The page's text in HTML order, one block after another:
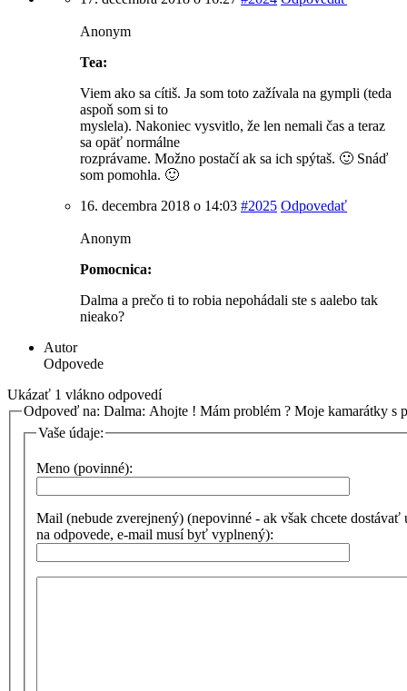
Anonym
Tea:
Viem ako sa cítiš. Ja som toto zažívala na gympli (teda
aspoň som si to
myslela). Nakoniec vysvitlo, že len nemali čas a teraz
sa opäť normálne
rozprávame. Možno postačí ak sa ich spýtaš. 🙂 Snáď
som pomohla. 🙂
16. decembra 2018 o 14:03 #2025 Odpovedať
Anonym
Pomocnica:
Dalma a prečo ti to robia nepohádali ste s aalebo tak
nieako?
Autor
Odpovede
Ukázať 1 vlákno odpovedí
Odpoveď na: Dalma: Ahojte ! Mám problém ? Moje kamarátky s
Vaše údaje:
Meno (povinné):
Mail (nebude zverejnený) (nepovinné - ak však chcete dostávať
na odpovede, e-mail musí byť vyplnený):